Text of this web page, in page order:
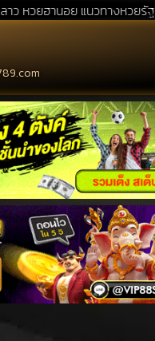
ย แนวทางหวยรัฐบาลแม่